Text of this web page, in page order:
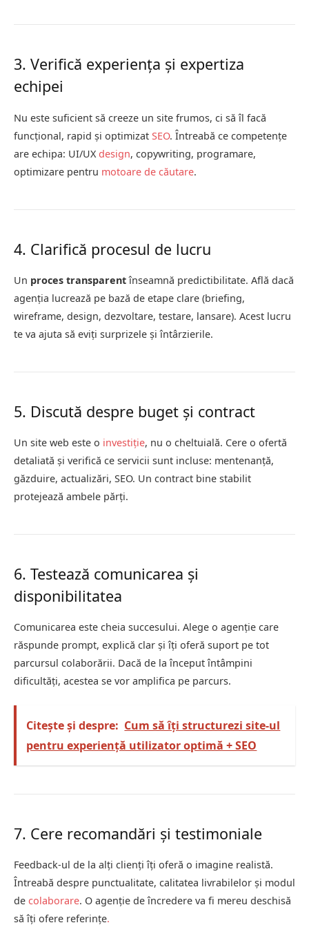
3. Verifică experiența și expertiza
echipei
Nu este suficient să creeze un site frumos, ci să îl facă
funcțional, rapid și optimizat SEO. Întreabă ce competențe
are echipa: UI/UX design, copywriting, programare,
optimizare pentru motoare de căutare.
4. Clarifică procesul de lucru
Un proces transparentînseamnă predictibilitate. Află dacă
agenția lucrează pe bază de etape clare (briefing,
wireframe, design, dezvoltare, testare, lansare). Acest lucru
te va ajuta să eviți surprizele și întârzierile.
5. Discută despre buget și contract
Un site web este o investiție, nu o cheltuială. Cere o ofertă
detaliată și verifică ce servicii sunt incluse: mentenanță,
găzduire, actualizări, SEO. Un contract bine stabilit
protejează ambele părți.
6. Testează comunicarea și
disponibilitatea
Comunicarea este cheia succesului. Alege o agenție care
răspunde prompt, explică clar și îți oferă suport pe tot
parcursul colaborării. Dacă de la început întâmpini
dificultăți, acestea se vor amplifica pe parcurs.
Citește și despre: Cum să îţi structurezi site-ul
pentru experienţă utilizator optimă + SEO
7. Cere recomandări și testimoniale
Feedback-ul de la alți clienți îți oferă o imagine realistă.
Întreabă despre punctualitate, calitatea livrabilelor și modul
de colaborare. O agenție de încredere va fi mereu deschisă
să îți ofere referințe.